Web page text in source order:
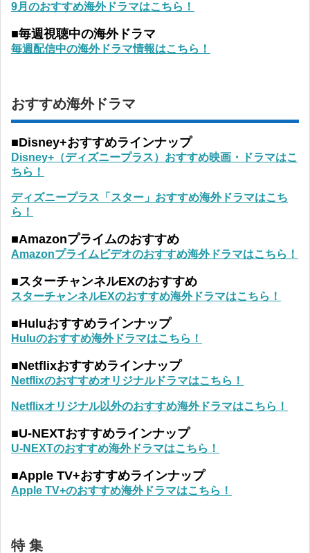
9月のおすすめ海外ドラマはこちら！
■毎週視聴中の海外ドラマ
毎週配信中の海外ドラマ情報はこちら！
おすすめ海外ドラマ
■Disney+おすすめラインナップ
Disney+（ディズニープラス）おすすめ映画・ドラマはこ
ちら！
ディズニープラス「スター」おすすめ海外ドラマはこち
ら！
■Amazonプライムのおすすめ
Amazonプライムビデオのおすすめ海外ドラマはこちら！
■スターチャンネルEXのおすすめ
スターチャンネルEXのおすすめ海外ドラマはこちら！
■Huluおすすめラインナップ
Huluのおすすめ海外ドラマはこちら！
■Netflixおすすめラインナップ
Netflixのおすすめオリジナルドラマはこちら！
Netflixオリジナル以外のおすすめ海外ドラマはこちら！
■U-NEXTおすすめラインナップ
U-NEXTのおすすめ海外ドラマはこちら！
■Apple TV+おすすめラインナップ
Apple TV+のおすすめ海外ドラマはこちら！
特 集